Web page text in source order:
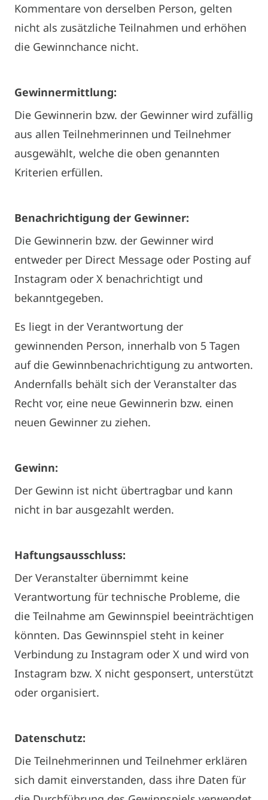
Kommentare von derselben Person, gelten
nicht als zusätzliche Teilnahmen und erhöhen
die Gewinnchance nicht.
Gewinnermittlung:
Die Gewinnerin bzw. der Gewinner wird zufällig
aus allen Teilnehmerinnen und Teilnehmer
ausgewählt, welche die oben genannten
Kriterien erfüllen.
Benachrichtigung der Gewinner:
Die Gewinnerin bzw. der Gewinner wird
entweder per Direct Message oder Posting auf
Instagram oder X benachrichtigt und
bekanntgegeben.
Es liegt in der Verantwortung der
gewinnenden Person, innerhalb von 5 Tagen
auf die Gewinnbenachrichtigung zu antworten.
Andernfalls behält sich der Veranstalter das
Recht vor, eine neue Gewinnerin bzw. einen
neuen Gewinner zu ziehen.
Gewinn:
Der Gewinn ist nicht übertragbar und kann
nicht in bar ausgezahlt werden.
Haftungsausschluss:
Der Veranstalter übernimmt keine
Verantwortung für technische Probleme, die
die Teilnahme am Gewinnspiel beeinträchtigen
könnten. Das Gewinnspiel steht in keiner
Verbindung zu Instagram oder X und wird von
Instagram bzw. X nicht gesponsert, unterstützt
oder organisiert.
Datenschutz:
Die Teilnehmerinnen und Teilnehmer erklären
sich damit einverstanden, dass ihre Daten für